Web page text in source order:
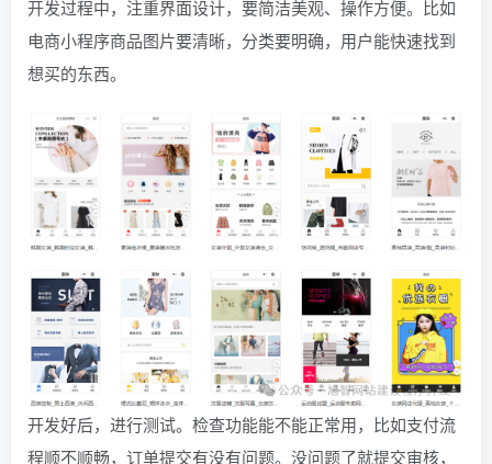
开发过程中，注重界面设计，要简洁美观、操作方便。比如
电商小程序商品图片要清晰，分类要明确，用户能快速找到
想买的东西。
开发好后，进行测试。检查功能能不能正常用，比如支付流
程顺不顺畅，订单提交有没有问题。没问题了就提交审核，